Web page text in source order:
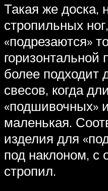
Такая же доска,
стропильных
«подрезаются»
горизонтальной
более подходит
свесов, когда
«подшивочных»
маленькая.
изделия для
под наклоном, с
стропил.